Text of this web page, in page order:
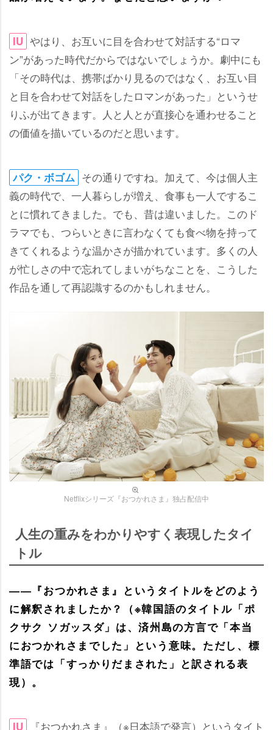
IU はり、お互いに目を合わせて対話する“ロマ
ン”があった時代だからではないでしょうか。劇中にも
「その時代は、携帯ばかり見るのではなく、お互い目
と目を合わせて対話をしたロマンがあった」というせ
りふが出てきます。人と人とが直接心を通わせること
の価値を描いているのだと思います。
パク・ボゴム その通りですね。加えて、今は個人主
義の時代で、一人暮らしが増え、食事も一人でするこ
とに慣れてきました。でも、昔は違いました。このド
ラマでも、つらいときに言わなくても食べ物を持って
きてくれるような温かさが描かれています。多くの人
が忙しさの中で忘れてしまいがちなことを、こうした
作品を通して再認識するのかもしれません。
Netflixシリーズ『おつかれさま』独占配信中
人生の重みをわかりやすく表現したタイ
トル
――『おつかれさま』というタイトルをどのよう
に解釈されましたか？（※韓国語のタイトル「ポ
クサク ソガッスダ」は、済州島の方言で「本当
におつかれさまでした」という意味。ただし、標
準語では「すっかりだまされた」と訳される表
現）。
IU 『おつかれさま』（※日本語で発言）というタイト